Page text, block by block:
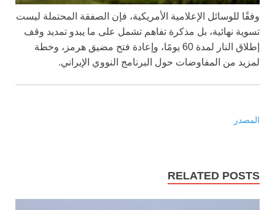
وفقًا للوسائل الإعلامية الأمريكية، فإن الصفقة المحتملة ليست
تسوية نهائية، بل مذكرة تفاهم تشمل على ما يبدو تمديد وقف
إطلاق النار لمدة 60 يومًا، وإعادة فتح مضيق هرمز، وخطة
لمزيد من المفاوضات حول البرنامج النووي الإيراني.
المصدر
RELATED POSTS